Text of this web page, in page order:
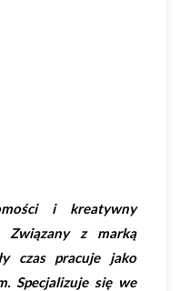
i kreatywny
Związany z marką
czas pracuje jako
Specjalizuje się we